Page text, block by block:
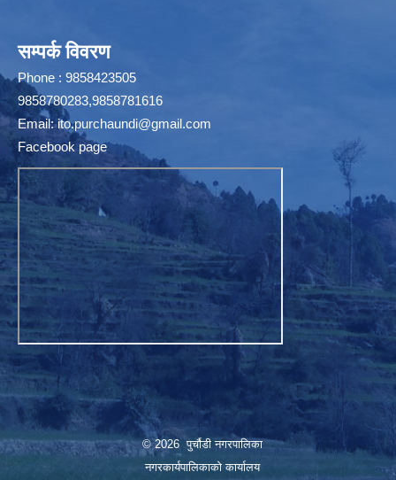
सम्पर्क विवरण
Phone : 9858423505
9858780283,9858781616
Email:ito.purchaundi@gmail.com
Facebook page
© 2026 पुर्चौडी नगरपालिका
नगरकार्यपालिकाकाे कार्यालय